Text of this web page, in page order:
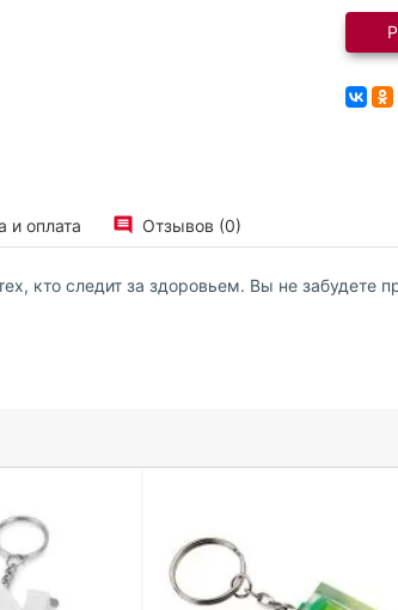
и оплата Отзывов (0)
кто следит за здоровьем. Вы не